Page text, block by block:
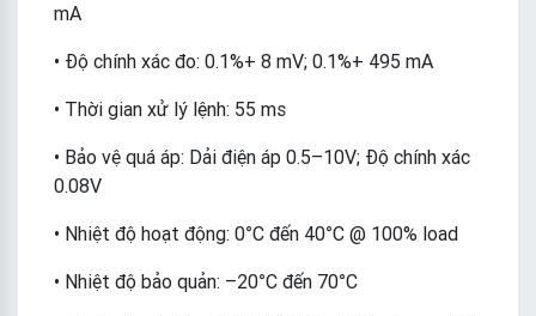
mA
• Độ chính xác đo: 0.1%+ 8 mV; 0.1%+ 495 mA
• Thời gian xử lý lệnh: 55 ms
• Bảo vệ quá áp: Dải điện áp 0.5–10V; Độ chính xác
0.08V
• Nhiệt độ hoạt động: 0°C đến 40°C @ 100% load
• Nhiệt độ bảo quản: –20°C đến 70°C